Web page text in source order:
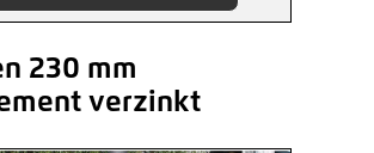
überspringen
230 mm
verzinkt